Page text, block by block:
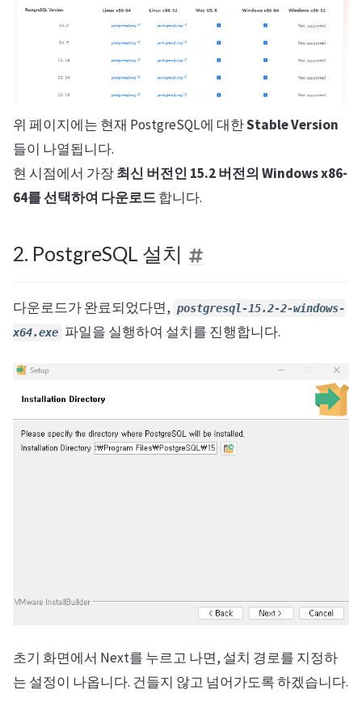
위 페이지에는 현재 PostgreSQL에 대한Stable Version
들이 나열됩니다.
현 시점에서 가장최신 버전인 15.2 버전의 Windows x86-
64를 선택하여 다운로드합니다.
2. PostgreSQL 설치
다운로드가 완료되었다면, postgresql-15.2-2-windows-
x64.exe 파일을 실행하여 설치를 진행합니다.
초기 화면에서 Next를 누르고 나면, 설치 경로를 지정하
는 설정이 나옵니다. 건들지 않고 넘어가도록 하겠습니다.